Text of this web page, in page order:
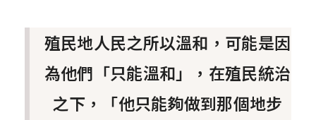
殖民地人民之所以溫和，可能是因
為他們「只能溫和」，在殖民統治
之下，「他只能夠做到那個地步